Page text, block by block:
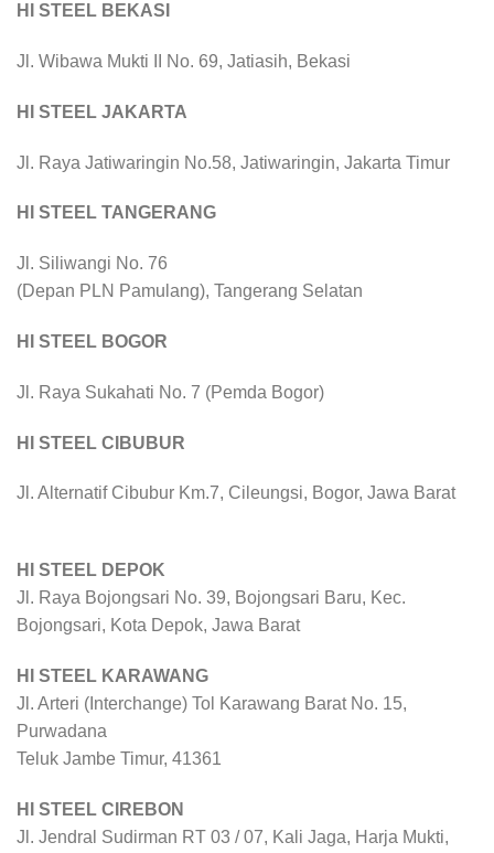
HI STEEL BEKASI
Jl. Wibawa Mukti II No. 69, Jatiasih, Bekasi
HI STEEL JAKARTA
Jl. Raya Jatiwaringin No.58, Jatiwaringin, Jakarta Timur
HI STEEL TANGERANG
Jl. Siliwangi No. 76
(Depan PLN Pamulang), Tangerang Selatan
HI STEEL BOGOR
Jl. Raya Sukahati No. 7 (Pemda Bogor)
HI STEEL CIBUBUR
Jl. Alternatif Cibubur Km.7, Cileungsi, Bogor, Jawa Barat
HI STEEL DEPOK
Jl. Raya Bojongsari No. 39, Bojongsari Baru, Kec.
Bojongsari, Kota Depok, Jawa Barat
HI STEEL KARAWANG
Jl. Arteri (Interchange) Tol Karawang Barat No. 15,
Purwadana
Teluk Jambe Timur, 41361
HI STEEL CIREBON
Jl. Jendral Sudirman RT 03 / 07, Kali Jaga, Harja Mukti,